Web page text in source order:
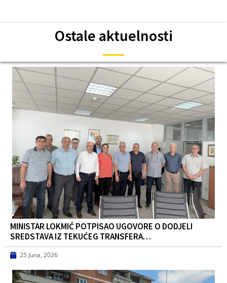
Ostale aktuelnosti
MINISTAR LOKMIĆ POTPISAO UGOVORE O DODJELI
SREDSTAVA IZ TEKUĆEG TRANSFERA…
25 Juna, 2026